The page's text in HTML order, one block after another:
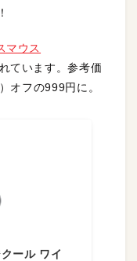
マウス
ています。参考価
フの999円に。
ール ワイ